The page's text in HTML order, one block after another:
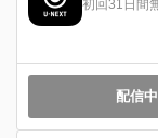
初回31日間
配信